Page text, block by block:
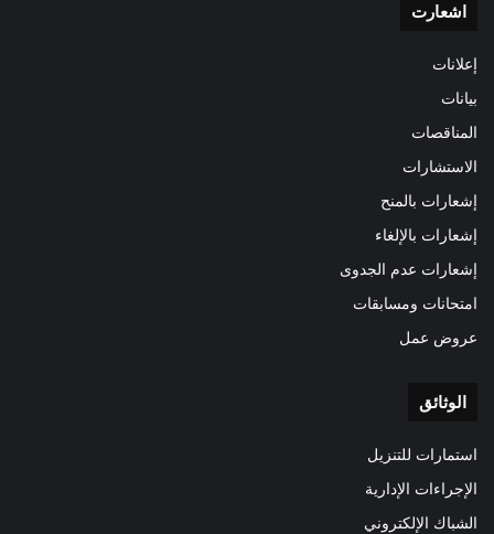
اشعارت
إعلانات
بيانات
المناقصات
الاستشارات
إشعارات بالمنح
إشعارات بالإلغاء
إشعارات عدم الجدوى
امتحانات ومسابقات
عروض عمل
الوثائق
استمارات للتنزيل
الإجراءات الإدارية
الشباك الإلكتروني